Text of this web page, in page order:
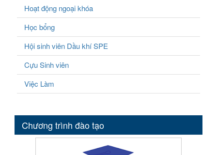
Hoạt động ngoại khóa
Học bổng
Hội sinh viên Dầu khí SPE
Cựu Sinh viên
Việc Làm
Chương trình đào tạo